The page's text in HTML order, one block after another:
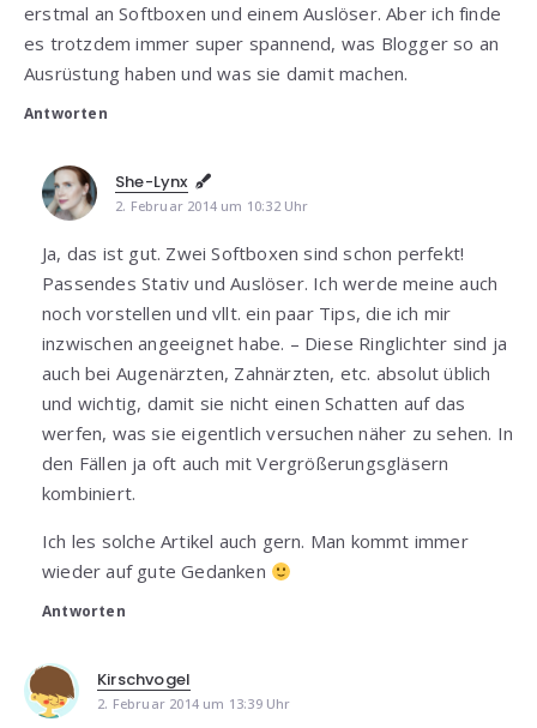
erstmal an Softboxen und einem Auslöser. Aber ich finde
es trotzdem immer super spannend, was Blogger so an
Ausrüstung haben und was sie damit machen.
Antworten
She-Lynx
2. Februar 2014 um 10:32 Uhr
Ja, das ist gut. Zwei Softboxen sind schon perfekt!
Passendes Stativ und Auslöser. Ich werde meine auch
noch vorstellen und vllt. ein paar Tips, die ich mir
inzwischen angeeignet habe. – Diese Ringlichter sind ja
auch bei Augenärzten, Zahnärzten, etc. absolut üblich
und wichtig, damit sie nicht einen Schatten auf das
werfen, was sie eigentlich versuchen näher zu sehen. In
den Fällen ja oft auch mit Vergrößerungsgläsern
kombiniert.
Ich les solche Artikel auch gern. Man kommt immer
wieder auf gute Gedanken
Antworten
Kirschvogel
2. Februar 2014 um 13:39 Uhr